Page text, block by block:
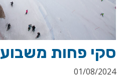
סקי פחות משבוע
01/08/2024